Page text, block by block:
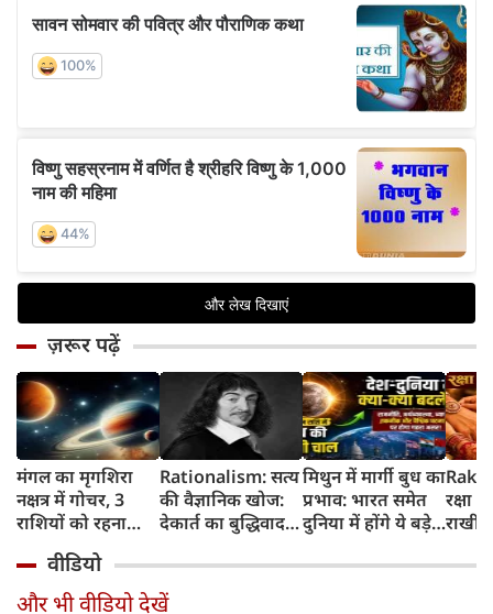
ज़रूर पढ़ें
मंगल का मृगशिरा
नक्षत्र में गोचर, 3
राशियों को रहना
सावधान
Rationalism: सत्य
की वैज्ञानिक खोज:
देकार्त का बुद्धिवाद
का जन्म
मिथुन में मार्गी बुध का
प्रभाव: भारत समेत
दुनिया में होंगे ये बड़े
रक्षा
राखी
वीडियो
और भी वीडियो देखें